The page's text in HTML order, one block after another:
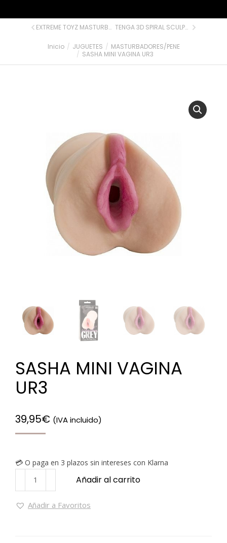
Estás aquí:Inicio JUGUETES
MASTURBADORES/PENE
SASHA MINI VAGINA UR3
EXTREME TOYZ MASTURBADOR VAGINA TRANSPARENTE TENGA 3D SPIRAL SCULPTED ECSTASY
SASHA MINI VAGINA
UR3
39,95€ (IVA incluido)
💳 O paga en 3 plazos sin intereses con Klarna
Añadir al carrito
Añadir a Favoritos